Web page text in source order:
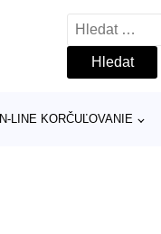
Vyhledávání
IN-LINE KORČUĽOVANIE